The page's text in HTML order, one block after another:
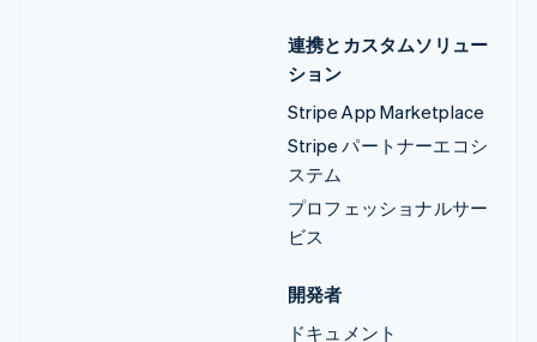
連携とカスタムソリュー
ション
Stripe App Marketplace
Stripe パートナーエコシ
ステム
プロフェッショナルサー
ビス
開発者
ドキュメント